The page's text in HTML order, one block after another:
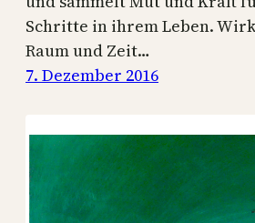
Schritte in ihrem Leben.
Raum und Zeit…
7. Dezember 2016